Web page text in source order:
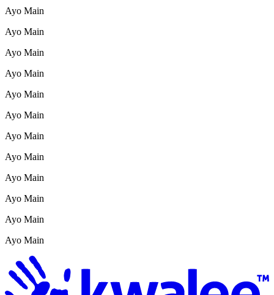
Ayo Main
Ayo Main
Ayo Main
Ayo Main
Ayo Main
Ayo Main
Ayo Main
Ayo Main
Ayo Main
Ayo Main
Ayo Main
Ayo Main